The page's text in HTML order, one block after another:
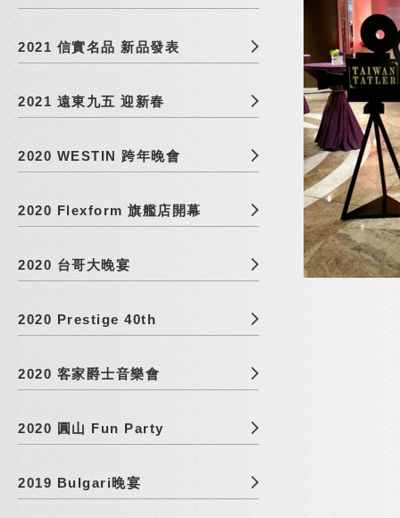
2021 信實名品 新品發表
2021 遠東九五 迎新春
2020 WESTIN 跨年晚會
2020 Flexform 旗艦店開幕
2020 台哥大晚宴
2020 Prestige 40th
2020 客家爵士音樂會
2020 圓山 Fun Party
2019 Bulgari晚宴